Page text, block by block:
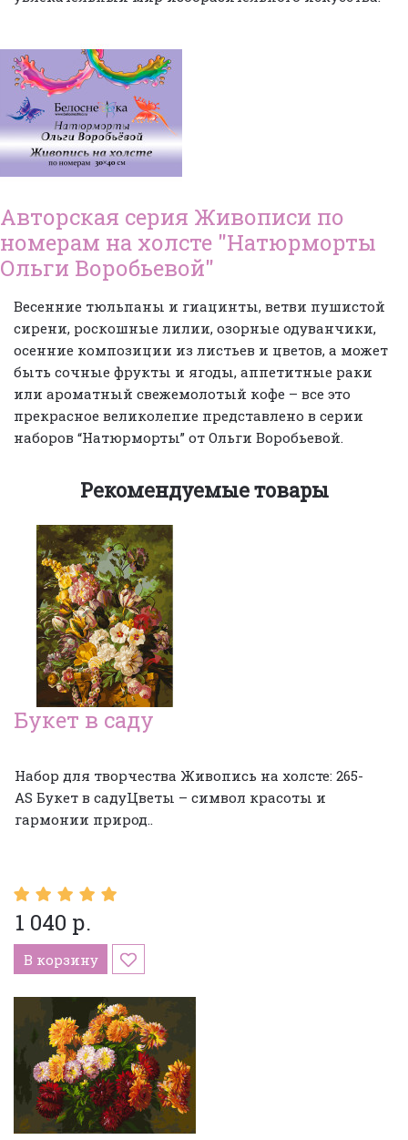
Авторская серия Живописи по
номерам на холсте "Натюрморты
Ольги Воробьевой"
Весенние тюльпаны и гиацинты, ветви пушистой
сирени, роскошные лилии, озорные одуванчики,
осенние композиции из листьев и цветов, а может
быть сочные фрукты и ягоды, аппетитные раки
или ароматный свежемолотый кофе – все это
прекрасное великолепие представлено в серии
наборов “Натюрморты” от Ольги Воробьевой.
Рекомендуемые товары
Букет в саду
Набор для творчества Живопись на холсте: 265-
AS Букет в садуЦветы – символ красоты и
гармонии природ..
1 040 р.
В корзину